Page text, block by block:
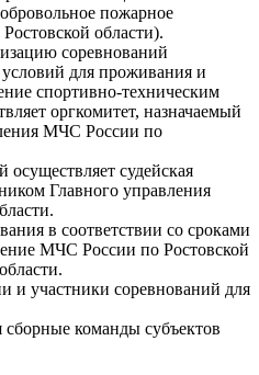
пожарное
области).
соревнований
условий для проживания и
спортивно-техническим
оргкомитет, назначаемый
МЧС России по
судейская
Главного управления
в соответствии со сроками
МЧС России по Ростовской
и участники соревнований для
команды субъектов